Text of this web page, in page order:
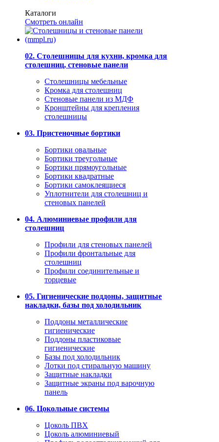
Каталоги
Смотреть онлайн
02. Столешницы для кухни, кромка для
столешниц, стеновые панели
Столешницы мебельные
Кромка для столешниц
Стеновые панели из МДФ
Кронштейны для крепления
столешницы
03. Пристеночные бортики
Бортики овальные
Бортики треугольные
Бортики прямоугольные
Бортики квадратные
Бортики самоклеящиеся
Уплотнители для столешниц и
стеновых панелей
04. Алюминиевые профили для
столешниц
Профили для стеновых панелей
Профили фронтальные для
столешниц
Профили соединительные и
торцевые
05. Гигиенические поддоны, защитные
накладки, базы под холодильник
Поддоны металлические
гигиенические
Поддоны пластиковые
гигиенические
Базы под холодильник
Лотки под стиральную машину
Защитные накладки
Защитные экраны под варочную
панель
06. Цокольные системы
Цоколь ПВХ
Цоколь алюминиевый